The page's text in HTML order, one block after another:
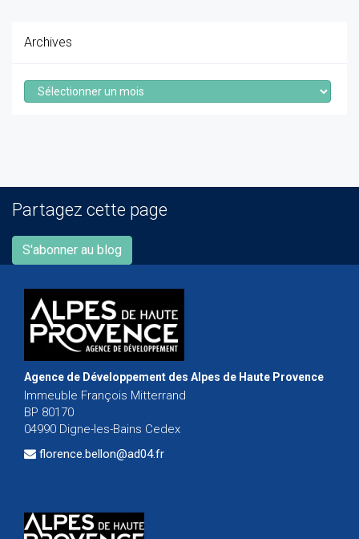
Archives
Archives
Partagez cette page
S'abonner au blog
Agence de Développement des Alpes de Haute Provence
Immeuble François Mitterrand
BP 80170
04990 Digne-les-Bains Cedex
florence.bellon@ad04.fr